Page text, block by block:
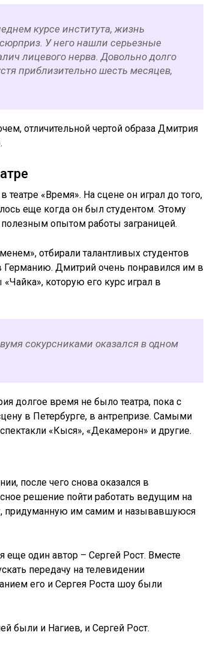
курсе института, жизнь
У него нашли серьезные
лицевого нерва. Довольно долго
приблизительно шесть месяцев,
отличительной чертой образа Дмитрия
«Время». На сцене он играл до того,
еще когда он был студентом. Этому
опытом работы заграницей.
отбирали талантливых студентов
Германию. Дмитрий очень понравился им в
которую его курс играл в
сокурсниками оказался в одном
долгое время не было театра, пока с
в Петербурге, в антрепризе. Самыми
«Кыся», «Декамерон» и другие.
после чего снова оказался в
решение пойти работать ведущим на
придуманную им самим и называвшуюся
один автор – Сергей Рост. Вместе
передачу на телевидении
его и Сергея Роста шоу были
были и Нагиев, и Сергей Рост.